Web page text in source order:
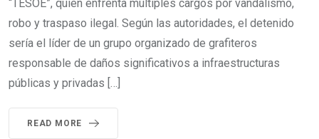
“TESOE”, quien enfrenta múltiples cargos por vandalismo,
robo y traspaso ilegal. Según las autoridades, el detenido
sería el líder de un grupo organizado de grafiteros
responsable de daños significativos a infraestructuras
públicas y privadas […]
READ MORE